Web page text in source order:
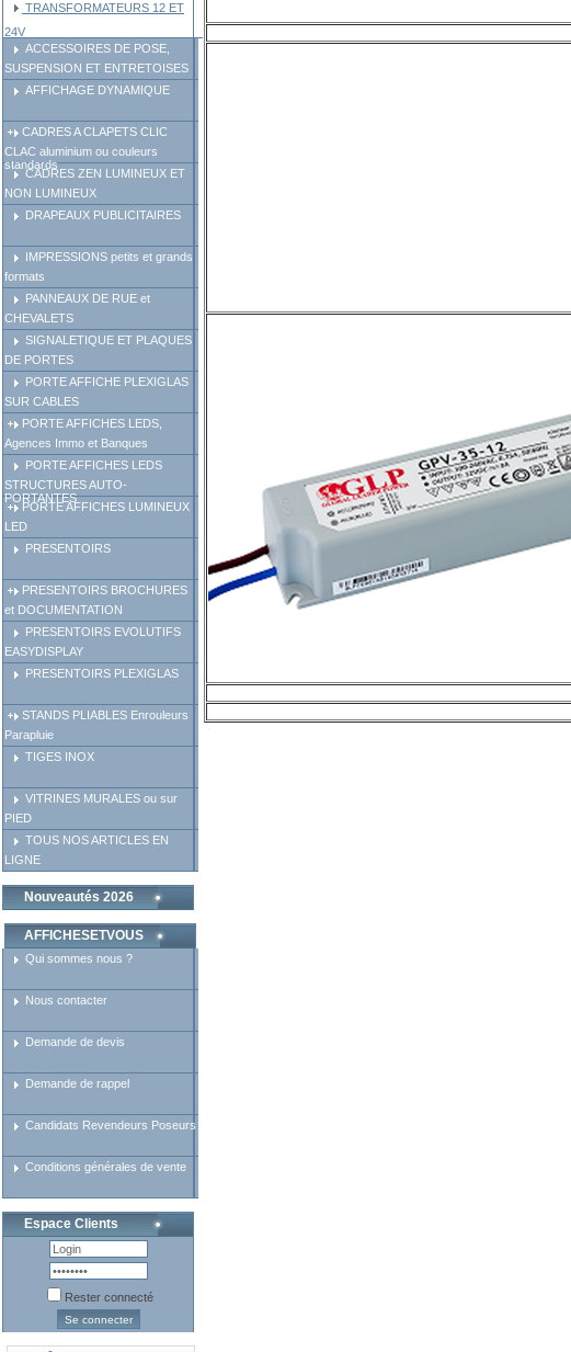
TRANSFORMATEURS 12 ET
24V
ACCESSOIRES DE POSE,
SUSPENSION ET ENTRETOISES
AFFICHAGE DYNAMIQUE
CADRES A CLAPETS CLIC
CLAC aluminium ou couleurs
standards
CADRES ZEN LUMINEUX ET
NON LUMINEUX
DRAPEAUX PUBLICITAIRES
IMPRESSIONS petits et grands
formats
PANNEAUX DE RUE et
CHEVALETS
SIGNALETIQUE ET PLAQUES
DE PORTES
PORTE AFFICHE PLEXIGLAS
SUR CABLES
PORTE AFFICHES LEDS,
Agences Immo et Banques
PORTE AFFICHES LEDS
STRUCTURES AUTO-
PORTANTES
PORTE AFFICHES LUMINEUX
LED
PRESENTOIRS
PRESENTOIRS BROCHURES
et DOCUMENTATION
PRESENTOIRS EVOLUTIFS
EASYDISPLAY
PRESENTOIRS PLEXIGLAS
STANDS PLIABLES Enrouleurs
Parapluie
TIGES INOX
VITRINES MURALES ou sur
PIED
TOUS NOS ARTICLES EN
LIGNE
Nouveautés 2026
AFFICHESETVOUS
Qui sommes nous ?
Nous contacter
Demande de devis
Demande de rappel
Candidats Revendeurs Poseurs
Conditions générales de vente
Espace Clients
Rester connecté